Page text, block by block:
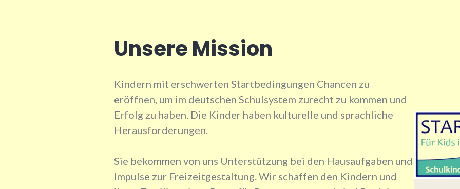
Unsere Mission
Kindern mit erschwerten Startbedingungen Chancen zu
eröffnen, um im deutschen Schulsystem zurecht zu kommen und
Erfolg zu haben. Die Kinder haben kulturelle und sprachliche
Herausforderungen.
Sie bekommen von uns Unterstützung bei den Hausaufgaben und
Impulse zur Freizeitgestaltung. Wir schaffen den Kindern und